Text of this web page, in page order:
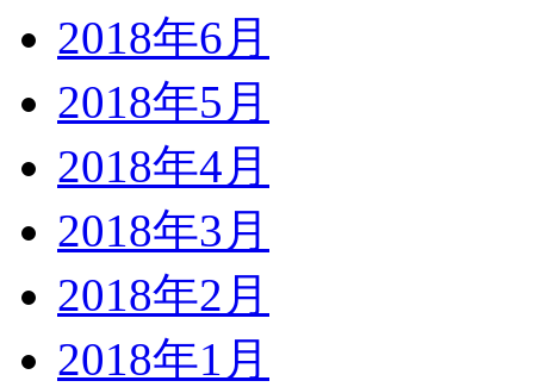
2018年6月
2018年5月
2018年4月
2018年3月
2018年2月
2018年1月